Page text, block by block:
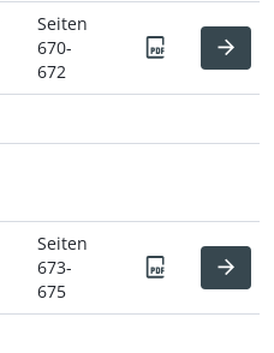
Seiten
670-
672
Seiten
673-
675